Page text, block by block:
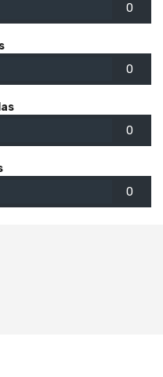
0
0
0
0